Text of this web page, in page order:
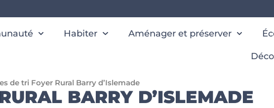
Habiter Aménager et préserver
de tri Foyer Rural Barry d’Islemade
BARRY D’ISLEMADE